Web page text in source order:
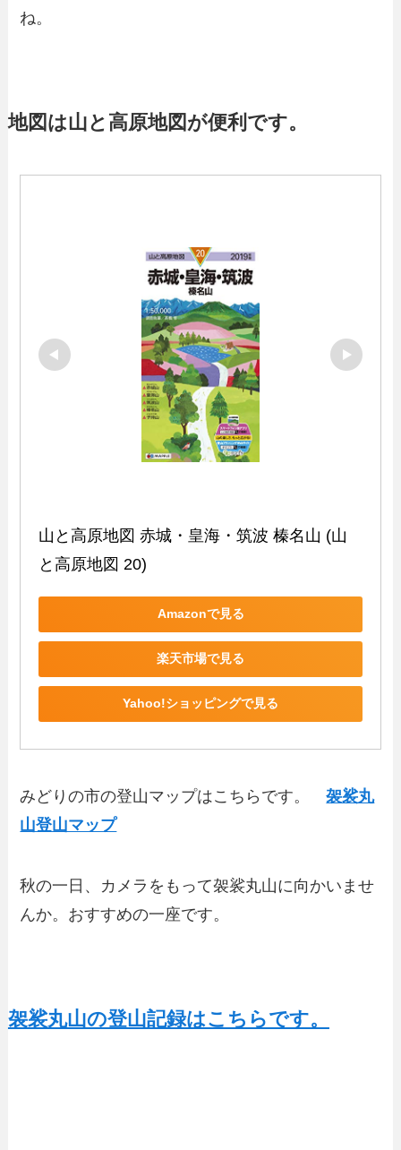
ね。
地図は山と高原地図が便利です。
山と高原地図 赤城・皇海・筑波 榛名山 (山
と高原地図 20)
Amazonで見る
楽天市場で見る
Yahoo!ショッピングで見る
みどりの市の登山マップはこちらです。袈裟丸
山登山マップ
秋の一日、カメラをもって袈裟丸山に向かいませ
んか。おすすめの一座です。
袈裟丸山の登山記録はこちらです。